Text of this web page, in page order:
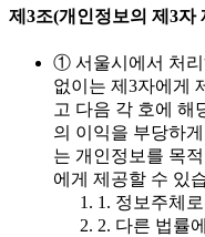
제3조(개인정보의 제3자
① 서울시에서 처리
없이는 제3자에게
고 다음 각 호에 해
의 이익을 부당하
는 개인정보를 목
에게 제공할 수 있
1. 정보주체
2. 다른 법률